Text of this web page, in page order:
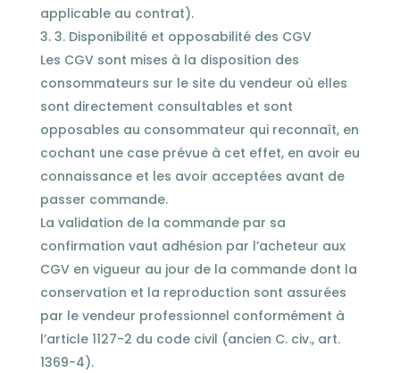
applicable au contrat).
3. Disponibilité et opposabilité des CGV
Les CGV sont mises à la disposition des
consommateurs sur le site du vendeur où elles
sont directement consultables et sont
opposables au consommateur qui reconnaît, en
cochant une case prévue à cet effet, en avoir eu
connaissance et les avoir acceptées avant de
passer commande.
La validation de la commande par sa
confirmation vaut adhésion par l’acheteur aux
CGV en vigueur au jour de la commande dont la
conservation et la reproduction sont assurées
par le vendeur professionnel conformément à
l’article 1127-2 du code civil (ancien C. civ., art.
1369-4).